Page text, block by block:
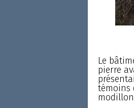
Le
pierre
témoins